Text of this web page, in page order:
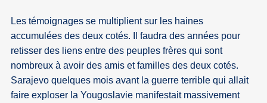
Les témoignages se multiplient sur les haines
accumulées des deux cotés. Il faudra des années pour
retisser des liens entre des peuples frères qui sont
nombreux à avoir des amis et familles des deux cotés.
Sarajevo quelques mois avant la guerre terrible qui allait
faire exploser la Yougoslavie manifestait massivement